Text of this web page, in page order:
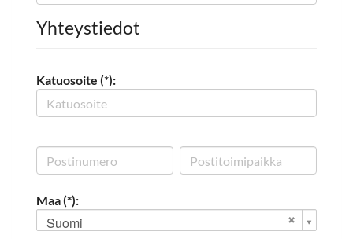
Yhteystiedot
Katuosoite (*):
Maa (*):
Suomi